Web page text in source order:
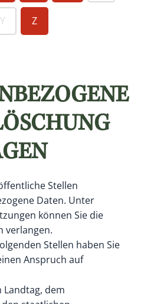
Y Z
Stellen
Daten. Unter
können Sie die
verlangen.
Stellen haben Sie
Anspruch auf
Landtag, dem